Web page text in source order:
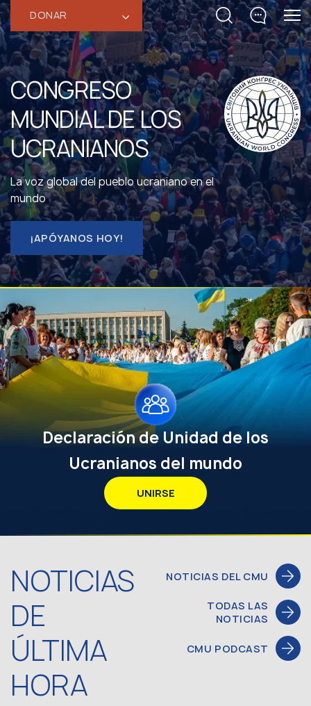
DONAR ‹
CONGRESO
MUNDIAL DE LOS
UCRANIANOS
La voz global del pueblo ucraniano en el
mundo
¡APÓYANOS HOY!
Declaración de Unidad de los
Ucranianos del mundo
UNIRSE
NOTICIAS
DE
ÚLTIMA
HORA
NOTICIAS DEL CMU
TODAS LAS
NOTICIAS
CMU PODCAST